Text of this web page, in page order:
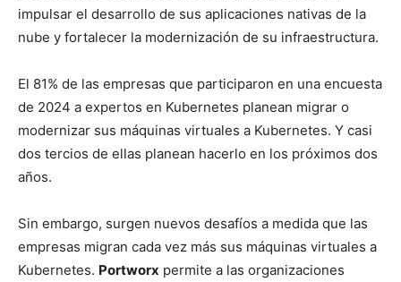
impulsar el desarrollo de sus aplicaciones nativas de la
nube y fortalecer la modernización de su infraestructura.
El 81% de las empresas que participaron en una encuesta
de 2024 a expertos en Kubernetes planean migrar o
modernizar sus máquinas virtuales a Kubernetes. Y casi
dos tercios de ellas planean hacerlo en los próximos dos
años.
Sin embargo, surgen nuevos desafíos a medida que las
empresas migran cada vez más sus máquinas virtuales a
Kubernetes. Portworx permite a las organizaciones